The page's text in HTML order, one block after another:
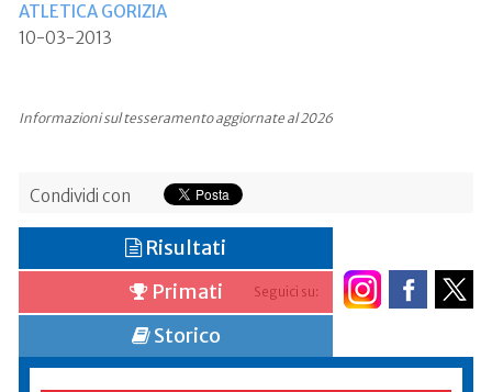
ATLETICA GORIZIA
10-03-2013
Informazioni sul tesseramento aggiornate al 2026
Condividi con
Seguici su:
Risultati
Primati
Storico